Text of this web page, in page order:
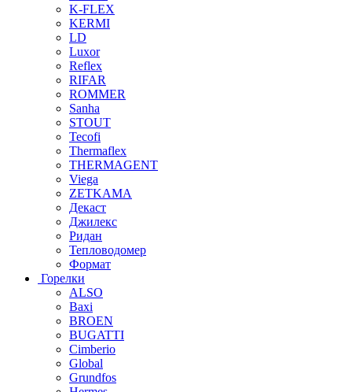
K-FLEX
KERMI
LD
Luxor
Reflex
RIFAR
ROMMER
Sanha
STOUT
Tecofi
Thermaflex
THERMAGENT
Viega
ZETKAMA
Декаст
Джилекс
Ридан
Тепловодомер
Формат
Горелки
ALSO
Baxi
BROEN
BUGATTI
Cimberio
Global
Grundfos